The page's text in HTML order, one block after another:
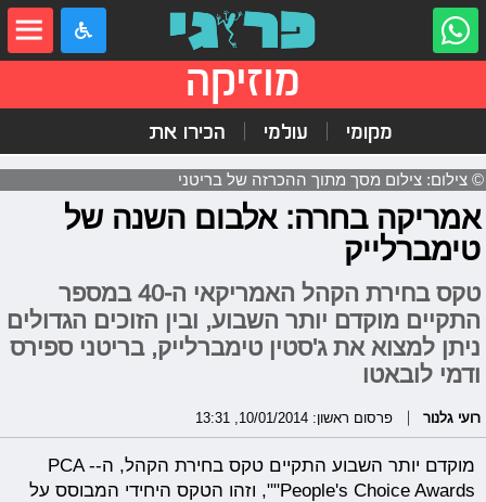
מוזיקה
מקומי עולמי הכירו את
© צילום: צילום מסך מתוך ההכרזה של בריטני
אמריקה בחרה: אלבום השנה של
טימברלייק
טקס בחירת הקהל האמריקאי ה-40 במספר
התקיים מוקדם יותר השבוע, ובין הזוכים הגדולים
ניתן למצוא את ג'סטין טימברלייק, בריטני ספירס
ודמי לובאטו
רועי גלנור פרסום ראשון: 10/01/2014, 13:31
מוקדם יותר השבוע התקיים טקס בחירת הקהל, ה-PCA -
"People's Choice Awards", וזהו הטקס היחידי המבוסס על